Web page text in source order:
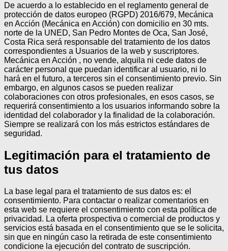
De acuerdo a lo establecido en el reglamento general de
protección de datos europeo (RGPD) 2016/679, Mecánica
en Acción (Mecánica en Acción) con domicilio en 30 mts.
norte de la UNED, San Pedro Montes de Oca, San José,
Costa Rica será responsable del tratamiento de los datos
correspondientes a Usuarios de la web y suscriptores.
Mecánica en Acción , no vende, alquila ni cede datos de
carácter personal que puedan identificar al usuario, ni lo
hará en el futuro, a terceros sin el consentimiento previo. Sin
embargo, en algunos casos se pueden realizar
colaboraciones con otros profesionales, en esos casos, se
requerirá consentimiento a los usuarios informando sobre la
identidad del colaborador y la finalidad de la colaboración.
Siempre se realizará con los más estrictos estándares de
seguridad.
Legitimación para el tratamiento de
tus datos
La base legal para el tratamiento de sus datos es: el
consentimiento. Para contactar o realizar comentarios en
esta web se requiere el consentimiento con esta política de
privacidad. La oferta prospectiva o comercial de productos y
servicios está basada en el consentimiento que se le solicita,
sin que en ningún caso la retirada de este consentimiento
condicione la ejecución del contrato de suscripción.